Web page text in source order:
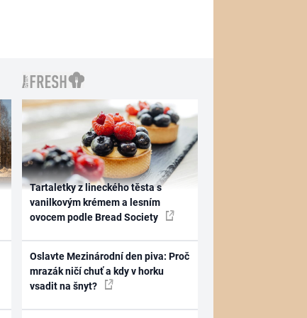
Tartaletky z lineckého těsta s
vanilkovým krémem a lesním
ovocem podle Bread Society
Oslavte Mezinárodní den piva: Proč
mrazák ničí chuť a kdy v horku
vsadit na šnyt?